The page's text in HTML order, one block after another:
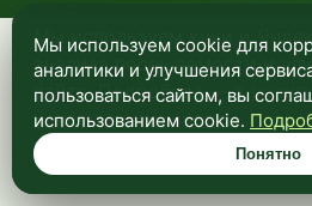
Мы используем куки и
анализа посещаемости и
сайта. Подробнее —в
конфиденциальности.
Понятно
Мы используем cookie для
аналитики и улучшения
пользоваться сайтом, вы
использованием cookie.
Понятно